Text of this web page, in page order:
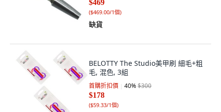
$469
($469.00/1個)
缺貨
BELOTTY The Studio美甲刷 細毛+粗
毛, 混色, 3組
首購折扣價 40%$300
$178
($59.33/1個)